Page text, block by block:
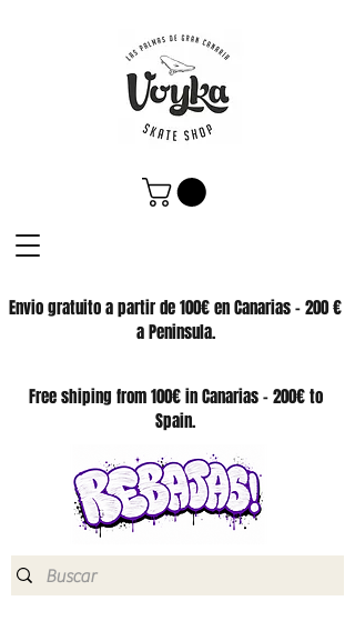
Envio gratuito a partir de 100€ en Canarias - 200 €
a Peninsula.
SKATE SHOP
Free shiping from 100€ in Canarias - 200€ to
Spain.